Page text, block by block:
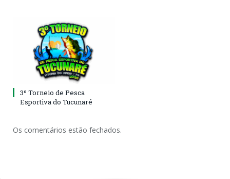
3º Torneio de Pesca
Esportiva do Tucunaré
Os comentários estão fechados.